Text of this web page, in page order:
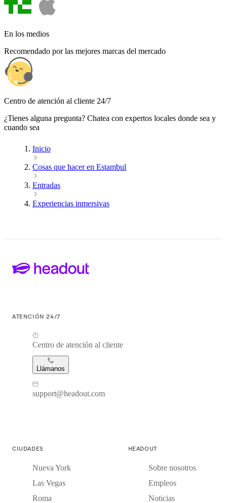
En los medios
Recomendado por las mejores marcas del mercado
Centro de atención al cliente 24/7
¿Tienes alguna pregunta? Chatea con expertos locales donde sea y
cuando sea
Inicio
Cosas que hacer en Estambul
Entradas
Experiencias inmersivas
ATENCIÓN 24/7
Centro de atención al cliente
Llámanos
support@headout.com
CIUDADES
Nueva York
Las Vegas
Roma
HEADOUT
Sobre nosotros
Empleos
Noticias